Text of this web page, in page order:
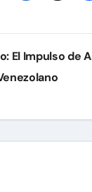
El Impulso de